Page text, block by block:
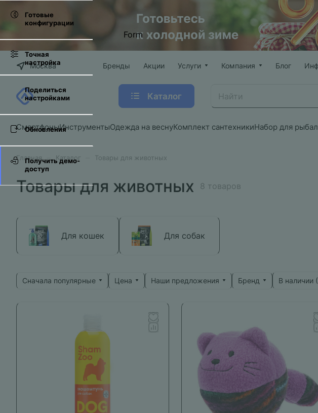
Москва Бренды Акции Услуги Компания Блог
Каталог
СмартфоныИнструментыОдежда на веснуКомплект сантехникиНабор для
Главная – Каталог Товары для животных
Товары для животных 8 товаров
Для кошек Для собак
Сначала популярные Цена Наши предложения Бренд В наличии (
Готовые
конфигурации
Точная
настройка
Поделиться
настройками
Обновления
Получить демо-
доступ
Form